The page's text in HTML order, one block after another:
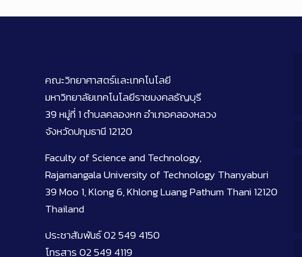
คณะวิทยาศาสตร์และเทคโนโลยี
มหาวิทยาลัยเทคโนโลยีราชมงคลธัญบุรี
39 หมู่ที่ 1 ตำบลคลองหก อำเภอคลองหลวง
จังหวัดปทุมธานี 12120
Faculty of Science and Technology,
Rajamangala University of Technology Thanyaburi
39 Moo 1, Klong 6, Khlong Luang Pathum Thani 12120
Thailand
ประชาสัมพันธ์ 02 549 4150
โทรสาร 02 549 4119